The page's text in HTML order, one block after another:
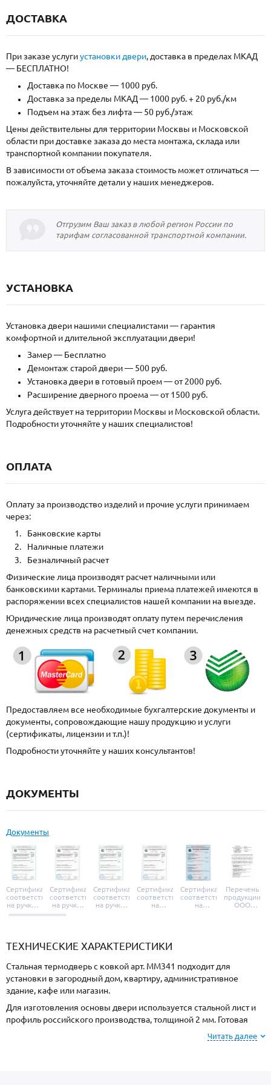
ДОСТАВКА
При заказе услугиустановки двери, доставка в пределах МКАД
— БЕСПЛАТНО!
Доставка по Москве — 1000 руб.
Доставка за пределы МКАД — 1000 руб. + 20 руб./км
Подъем на этаж без лифта — 50 руб./этаж
Цены действительны для территории Москвы и Московской
области при доставке заказа до места монтажа, склада или
транспортной компании покупателя.
В зависимости от объема заказа стоимость может отличаться —
пожалуйста, уточняйте детали у наших менеджеров.
Отгрузим Ваш заказ в любой регион России по
тарифам согласованной транспортной компании.
УСТАНОВКА
Установка двери нашими специалистами — гарантия
комфортной и длительной эксплуатации двери!
Замер — Бесплатно
Демонтаж старой двери — 500 руб.
Установка двери в готовый проем — от 2000 руб.
Расширение дверного проема — от 1500 руб.
Услуга действует на территории Москвы и Московской области.
Подробности уточняйте у наших специалистов!
ОПЛАТА
Оплату за производство изделий и прочие услуги принимаем
через:
Банковские карты
Наличные платежи
Безналичный расчет
Физические лица производят расчет наличными или
банковскими картами. Терминалы приема платежей имеются в
распоряжении всех специалистов нашей компании на выезде.
Юридические лица производят оплату путем перечисления
денежных средств на расчетный счет компании.
Предоставляем все необходимые бухгалтерские документы и
документы, сопровождающие нашу продукцию и услуги
(сертификаты, лицензии и т.п.)!
Подробности уточняйте у наших консультантов!
ДОКУМЕНТЫ
Документы
Сертификат
соответствия
на ручки и
броненакладки
Сертификат
соответствия
на ручки-
защелки
Сертификат
соответствия
на ручки-
Сертификат
соответствия
на
Сертификат
соответствия
на
Перечень
продукции
ООО
ТЕХНИЧЕСКИЕ ХАРАКТЕРИСТИКИ
Стальная термодверь с ковкой арт. ММ341 подходит для
установки в загородный дом, квартиру, административное
здание, кафе или магазин.
Для изготовления основы двери используется стальной лист и
профиль российского производства, толщиной 2 мм. Готовая
конструкция имеет повышенную жесткость и надежность.
Читать далее